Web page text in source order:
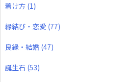
着け方 (1)
縁結び・恋愛 (77)
良縁・結婚 (47)
誕生石 (53)